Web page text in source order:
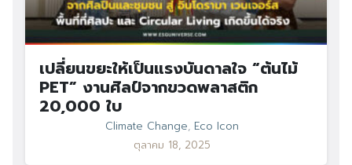
เปลี่ยนขยะให้เป็นแรงบันดาลใจ “ต้นไม้
PET” งานศิลป์จากขวดพลาสติก
20,000 ใบ
Climate Change, Eco Icon
ตุลาคม 18, 2025